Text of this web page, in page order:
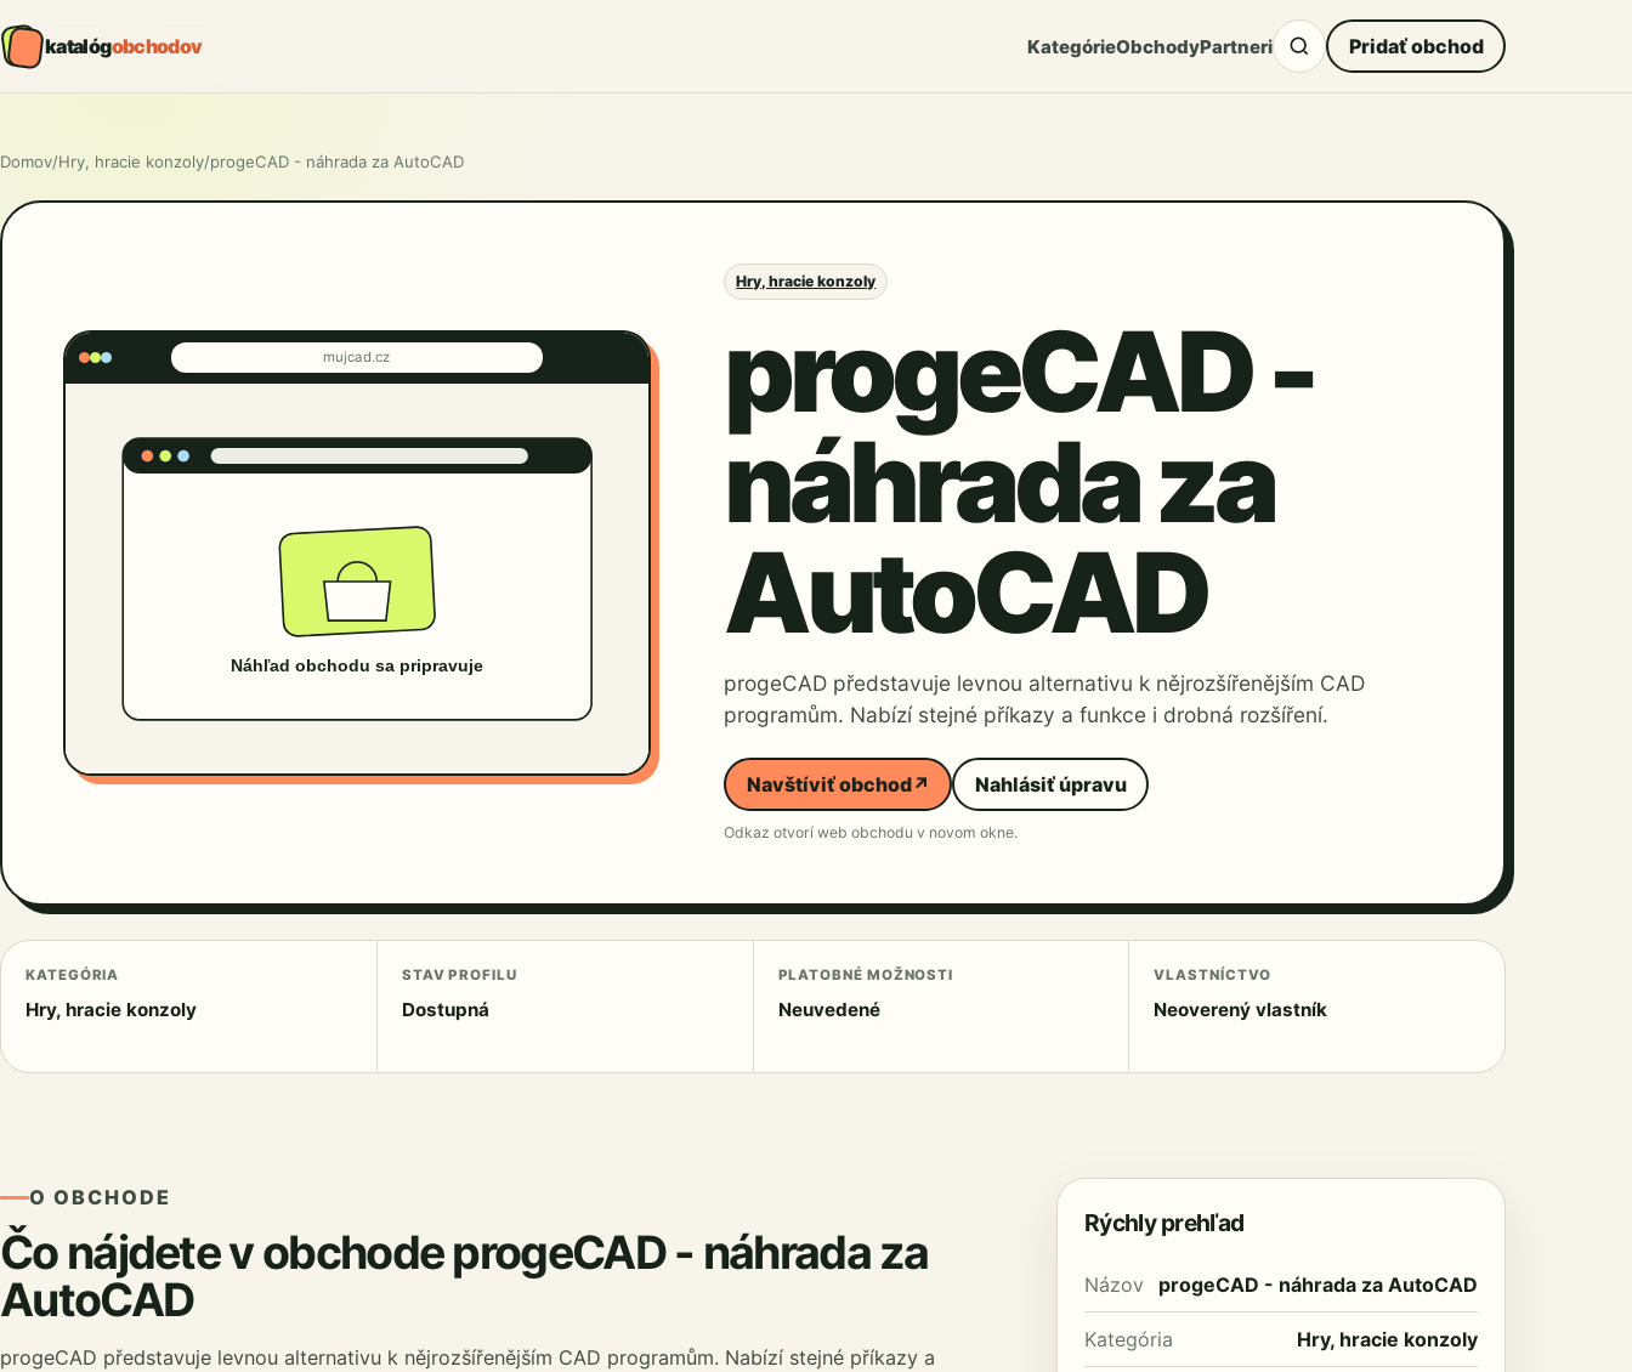
katalógobchodov KategórieObchodyPartneri Pridať obchod
Domov/Hry, hracie konzoly/progeCAD - náhrada za AutoCAD
mujcad.cz
Hry, hracie konzoly
progeCAD -
náhrada za
AutoCAD
progeCAD představuje levnou alternativu k nějrozšířenějším CAD
programům. Nabízí stejné příkazy a funkce i drobná rozšíření.
Navštíviť obchod↗ Nahlásiť úpravu
Odkaz otvorí web obchodu v novom okne.
KATEGÓRIA
Hry, hracie konzoly
STAV PROFILU
Dostupná
PLATOBNÉ MOŽNOSTI
Neuvedené
VLASTNÍCTVO
Neoverený vlastník
O OBCHODE
Čo nájdete v obchode progeCAD - náhrada za
AutoCAD
progeCAD představuje levnou alternativu k nějrozšířenějším CAD programům. Nabízí stejné příkazy a
Rýchly prehľad
Názov progeCAD - náhrada za AutoCAD
Kategória Hry, hracie konzoly